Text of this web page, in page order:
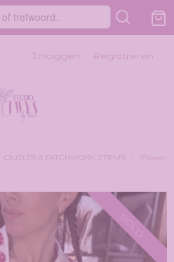
Inloggen Registreren
QUILTS & PATCHWORK ITEMS
"Flower
SOLD